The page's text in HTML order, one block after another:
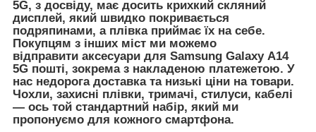
5G, з досвіду, має досить крихкий скляний
дисплей, який швидко покривається
подряпинами, а плівка приймає їх на себе.
Покупцям з інших міст ми можемо
відправити аксесуари для Samsung Galaxy A14
5G пошті, зокрема з накладеною платежетою. У
нас недорога доставка та низькі ціни на товари.
Чохли, захисні плівки, тримачі, стилуси, кабелі
— ось той стандартний набір, який ми
пропонуємо для кожного смартфона.